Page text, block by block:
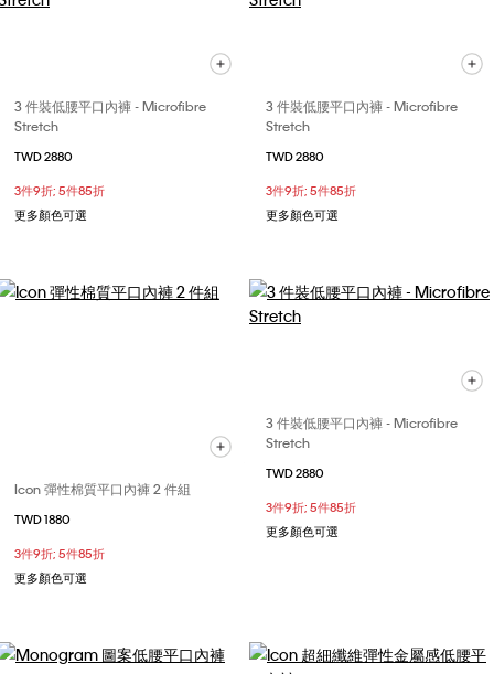
3 件裝低腰平口內褲 - Microfibre
Stretch
TWD 2880
3件9折; 5件85折
更多顏色可選
3 件裝低腰平口內褲 - Microfibre
Stretch
TWD 2880
3件9折; 5件85折
更多顏色可選
Icon 彈性棉質平口內褲 2 件組
TWD 1880
3件9折; 5件85折
更多顏色可選
3 件裝低腰平口內褲 - Microfibre
Stretch
TWD 2880
3件9折; 5件85折
更多顏色可選